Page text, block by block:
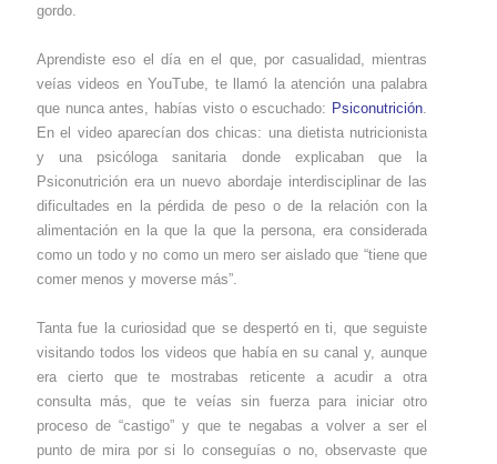
gordo.
Aprendiste eso el día en el que, por casualidad, mientras
veías videos en YouTube, te llamó la atención una palabra
que nunca antes, habías visto o escuchado: Psiconutrición
En el video aparecían dos chicas: una dietista nutricionista
y una psicóloga sanitaria donde explicaban que la
Psiconutrición era un nuevo abordaje interdisciplinar de las
dificultades en la pérdida de peso o de la relación con la
alimentación en la que la que la persona, era considerada
como un todo y no como un mero ser aislado que “tiene que
comer menos y moverse más”.
Tanta fue la curiosidad que se despertó en ti, que seguiste
visitando todos los videos que había en su canal y, aunque
era cierto que te mostrabas reticente a acudir a otra
consulta más, que te veías sin fuerza para iniciar otro
proceso de “castigo” y que te negabas a volver a ser el
punto de mira por si lo conseguías o no, observaste que